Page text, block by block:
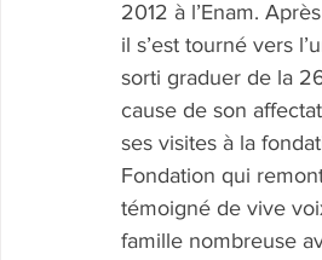
2012 à l’Enam.
il s’est tourné vers
sorti graduer de la
cause de son
ses visites à la
Fondation qui
témoigné de vive
famille nombreuse